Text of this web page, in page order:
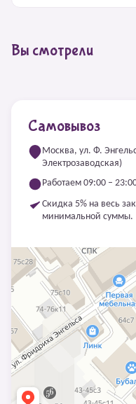
Вы смотрели
Самовывоз
Москва, ул. Ф.
Электрозаводская)
Работаем 09:00 –
Скидка 5% на весь
минимальной суммы.